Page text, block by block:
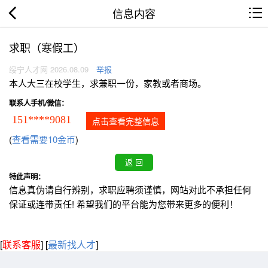
信息内容
求职（寒假工）
绥宁人才网 2026.08.09 举报
本人大三在校学生，求兼职一份，家教或者商场。
联系人手机/微信：
151****9081 点击查看完整信息
(查看需要10金币)
特此声明：
信息真伪请自行辨别，求职应聘须谨慎，网站对此不承担任何
保证或连带责任! 希望我们的平台能为您带来更多的便利！
[联系客服] [最新找人才]